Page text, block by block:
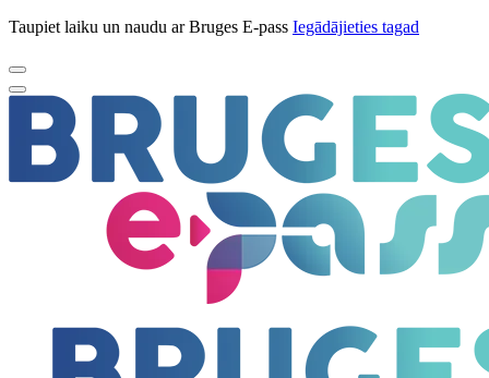
Taupiet laiku un naudu ar Bruges E-pass Iegādājieties tagad